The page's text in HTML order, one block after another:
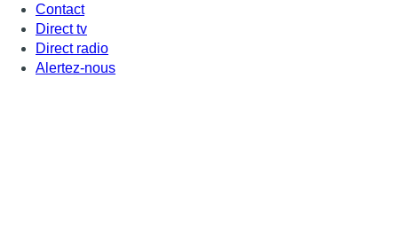
Contact
Direct tv
Direct radio
Alertez-nous